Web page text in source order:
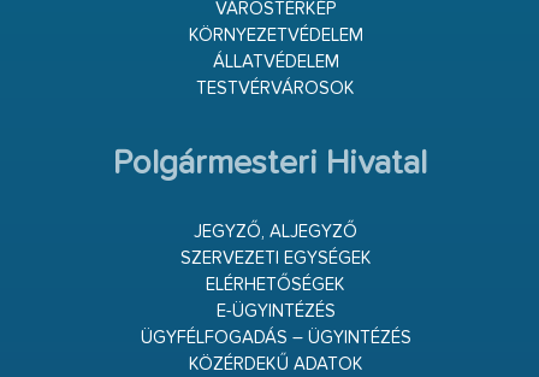
VÁROSTÉRKÉP
KÖRNYEZETVÉDELEM
ÁLLATVÉDELEM
TESTVÉRVÁROSOK
Polgármesteri Hivatal
JEGYZŐ, ALJEGYZŐ
SZERVEZETI EGYSÉGEK
ELÉRHETŐSÉGEK
E-ÜGYINTÉZÉS
ÜGYFÉLFOGADÁS – ÜGYINTÉZÉS
KÖZÉRDEKŰ ADATOK